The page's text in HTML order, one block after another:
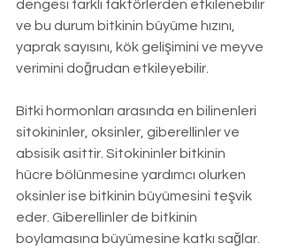
dengesi farklı faktörlerden etkilenebilir
ve bu durum bitkinin büyüme hızını,
yaprak sayısını, kök gelişimini ve meyve
verimini doğrudan etkileyebilir.
Bitki hormonları arasında en bilinenleri
sitokininler, oksinler, giberellinler ve
absisik asittir. Sitokininler bitkinin
hücre bölünmesine yardımcı olurken
oksinler ise bitkinin büyümesini teşvik
eder. Giberellinler de bitkinin
boylamasına büyümesine katkı sağlar.